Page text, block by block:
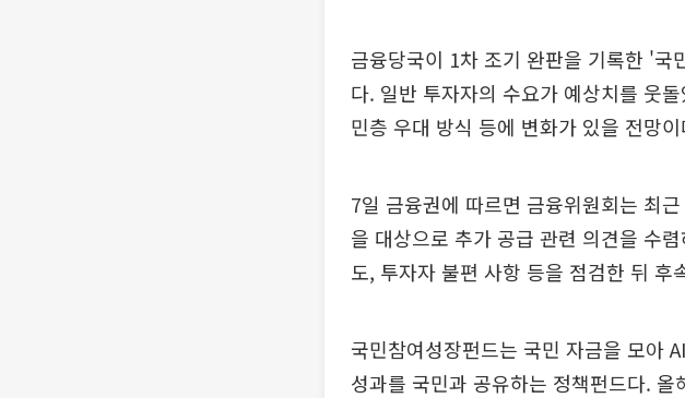
금융당국이 1차 조기 완판을 기록한 '국
다. 일반 투자자의 수요가 예상치를 웃
민층 우대 방식 등에 변화가 있을 전망
7일 금융권에 따르면 금융위원회는 최
을 대상으로 추가 공급 관련 의견을 수
도, 투자자 불편 사항 등을 점검한 뒤 후
국민참여성장펀드는 국민 자금을 모아
성과를 국민과 공유하는 정책펀드다.